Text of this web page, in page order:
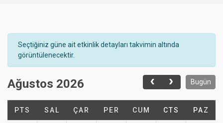
Seçtiğiniz güne ait etkinlik detayları takvimin altında
görüntülenecektir.
Ağustos 2026 Bugün
PTS SAL ÇAR PER CUM CTS PAZ